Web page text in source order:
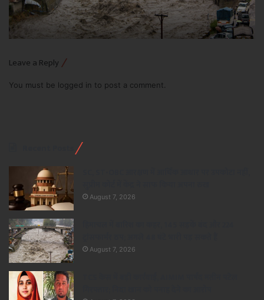
Leave a Reply
You must be logged in to post a comment.
August 7, 2026
August 7, 2026